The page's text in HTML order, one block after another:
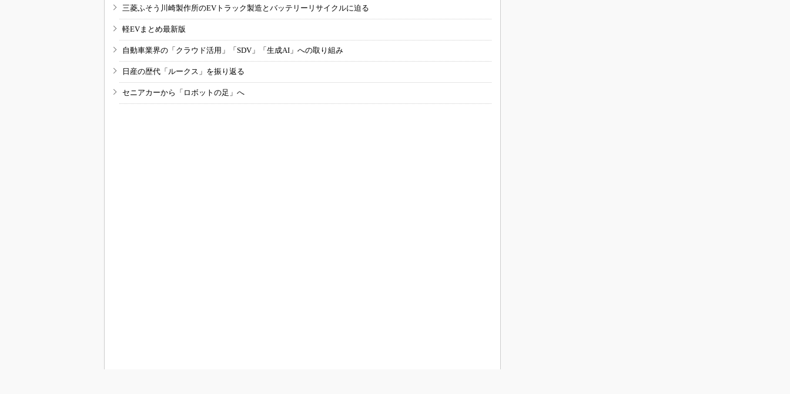
三菱ふそう川崎製作所のEVトラック製造とバッテリーリサイクルに迫る
軽EVまとめ最新版
自動車業界の「クラウド活用」「SDV」「生成AI」への取り組み
日産の歴代「ルークス」を振り返る
セニアカーから「ロボットの足」へ